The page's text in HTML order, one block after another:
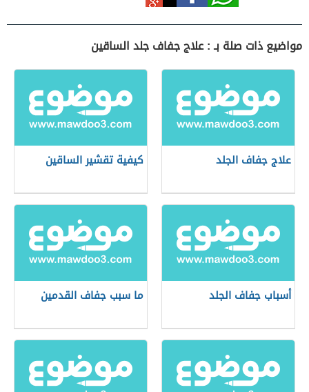
مواضيع ذات صلة بـ : علاج جفاف جلد الساقين
علاج جفاف الجلد كيفية تقشير الساقين
أسباب جفاف الجلد ما سبب جفاف القدمين